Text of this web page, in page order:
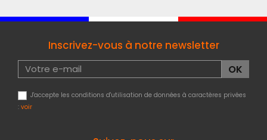
Inscrivez-vous à notre newsletter
J'accepte les conditions d'utilisation de données à caractères privées
: voir